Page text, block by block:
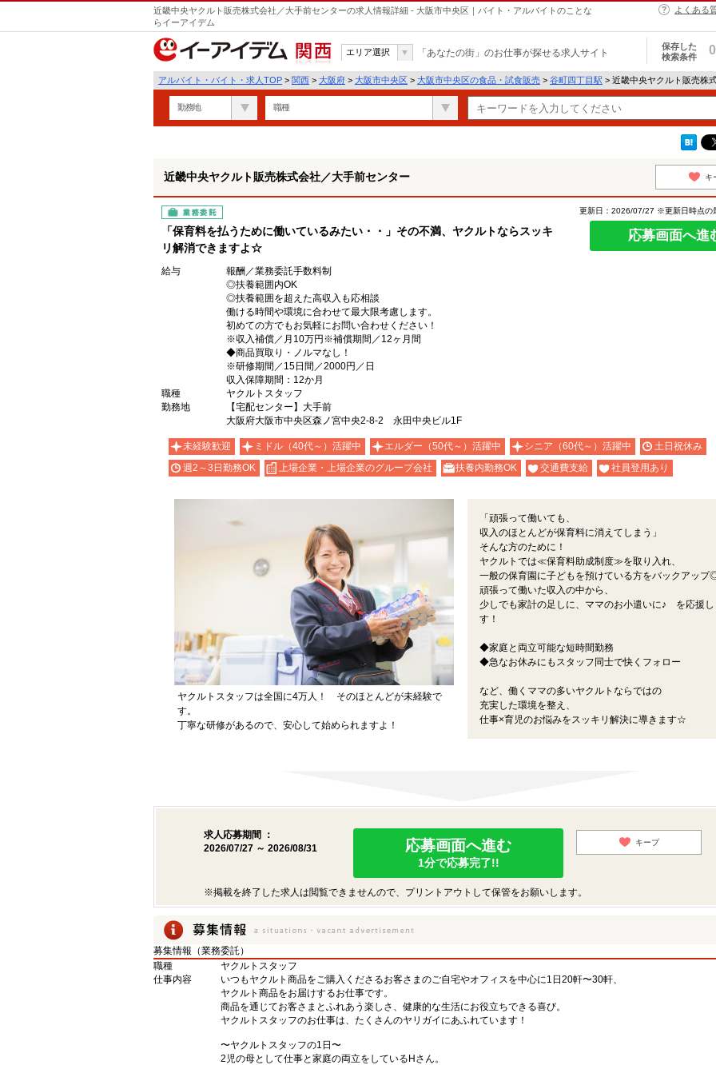
近畿中央ヤクルト販売株式会社／大手前センターの求人情報詳細 - 大阪市中央区｜バイト・アルバイトのことな
らイーアイデム
よくある
関西
エリア選択 「あなたの街」のお仕事が探せる求人サイト
保存した
検索条件
0
アルバイト・バイト・求人TOP > 関西 > 大阪府 > 大阪市中央区 > 大阪市中央区の食品・試食販売 > 谷町四丁目駅 > 近畿中央ヤクルト販売株
勤務地 職種
近畿中央ヤクルト販売株式会社／大手前センター キ
業務委託
「保育料を払うために働いているみたい・・」その不満、ヤクルトならスッキ
リ解消できますよ☆
更新日：2026/07/27 ※更新日時点の
応募画面へ進
給与
報酬／業務委託手数料制
◎扶養範囲内OK
◎扶養範囲を超えた高収入も応相談
働ける時間や環境に合わせて最大限考慮します。
初めての方でもお気軽にお問い合わせください！
※収入補償／月10万円※補償期間／12ヶ月間
◆商品買取り・ノルマなし！
※研修期間／15日間／2000円／日
収入保障期間：12か月
職種
ヤクルトスタッフ
勤務地
【宅配センター】大手前
大阪府大阪市中央区森ノ宮中央2-8-2 永田中央ビル1F
未経験歓迎 ミドル（40代～）活躍中 エルダー（50代～）活躍中 シニア（60代～）活躍中
土日祝休み
週2～3日勤務OK
上場企業・上場企業のグループ会社 扶養内勤務OK 交通費支給 社員登用あり
ヤクルトスタッフは全国に4万人！ そのほとんどが未経験で
す。
丁寧な研修があるので、安心して始められますよ！
「頑張って働いても、
収入のほとんどが保育料に消えてしまう」
そんな方のために！
ヤクルトでは≪保育料助成制度≫を取り入れ、
一般の保育園に子どもを預けている方をバックアップ
頑張って働いた収入の中から、
少しでも家計の足しに、ママのお小遣いに♪ を応援し
す！
◆家庭と両立可能な短時間勤務
◆急なお休みにもスタッフ同士で快くフォロー
など、働くママの多いヤクルトならではの
充実した環境を整え、
仕事×育児のお悩みをスッキリ解決に導きます☆
求人応募期間 ：
2026/07/27 ～ 2026/08/31
応募画面へ進む
1分で応募完了!!
キープ
※掲載を終了した求人は閲覧できませんので、プリントアウトして保管をお願いします。
募集情報（業務委託）
職種
ヤクルトスタッフ
仕事内容
いつもヤクルト商品をご購入くださるお客さまのご自宅やオフィスを中心に1日20軒〜30軒、
ヤクルト商品をお届けするお仕事です。
商品を通じてお客さまとふれあう楽しさ、健康的な生活にお役立ちできる喜び。
ヤクルトスタッフのお仕事は、たくさんのヤリガイにあふれています！
〜ヤクルトスタッフの1日〜
2児の母として仕事と家庭の両立をしているHさん。